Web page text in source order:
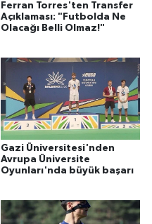
Ferran Torres'ten Transfer
Açıklaması: "Futbolda Ne
Olacağı Belli Olmaz!"
Gazi Üniversitesi'nden
Avrupa Üniversite
Oyunları'nda büyük başarı